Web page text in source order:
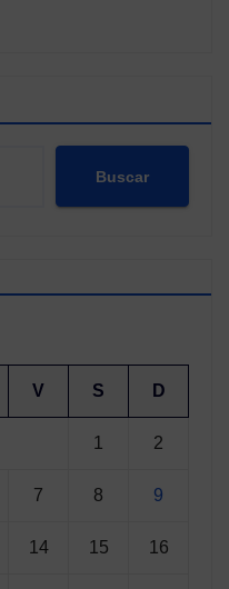
Buscar
V S D
1 2
7 8 9
14 15 16